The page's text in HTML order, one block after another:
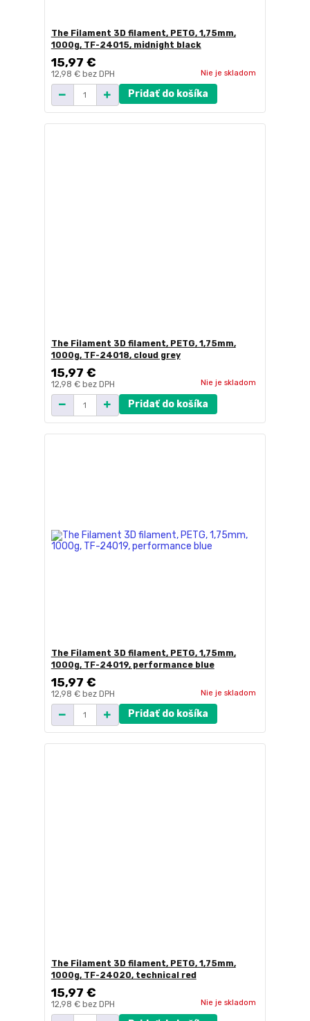
The Filament 3D filament, PETG, 1,75mm,
1000g, TF-24015, midnight black
15,97 €
12,98 € bez DPH Nie je skladom
Pridať do košíka
The Filament 3D filament, PETG, 1,75mm,
1000g, TF-24018, cloud grey
15,97 €
12,98 € bez DPH Nie je skladom
Pridať do košíka
The Filament 3D filament, PETG, 1,75mm,
1000g, TF-24019, performance blue
15,97 €
12,98 € bez DPH Nie je skladom
Pridať do košíka
The Filament 3D filament, PETG, 1,75mm,
1000g, TF-24020, technical red
15,97 €
12,98 € bez DPH Nie je skladom